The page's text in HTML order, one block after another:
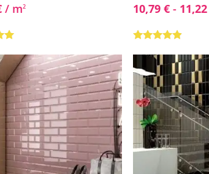
/ m2 10,79€ -
con4.71
de
5